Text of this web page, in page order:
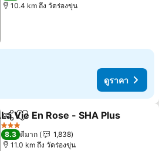
10.4 km ถึง วัดร่องขุ่น
ดูราคา
แชร์ เพิ่มในรายการโปรด
La Vie En Rose - SHA Plus
3 ดาว
8.3 ดีมาก
1,838
11.0 km ถึง วัดร่องขุ่น